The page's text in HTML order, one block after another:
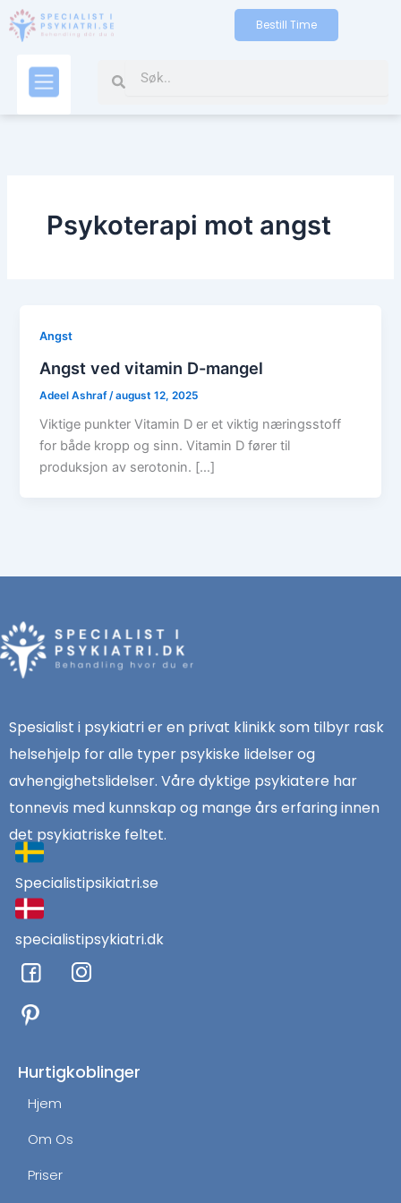
Bestill Time
Search
Psykoterapi mot angst
Angst
Angst ved vitamin D-mangel
Adeel Ashraf /august 12, 2025
Viktige punkter Vitamin D er et viktig næringsstoff
for både kropp og sinn. Vitamin D fører til
produksjon av serotonin. […]
Spesialist i psykiatri er en privat klinikk som tilbyr rask
helsehjelp for alle typer psykiske lidelser og
avhengighetslidelser. Våre dyktige psykiatere har
tonnevis med kunnskap og mange års erfaring innen
det psykiatriske feltet.
Specialistipsikiatri.se
specialistipsykiatri.dk
F
a
c
e
o
k
I
n
g
Hurtigkoblinger
Hjem
Om Os
Priser